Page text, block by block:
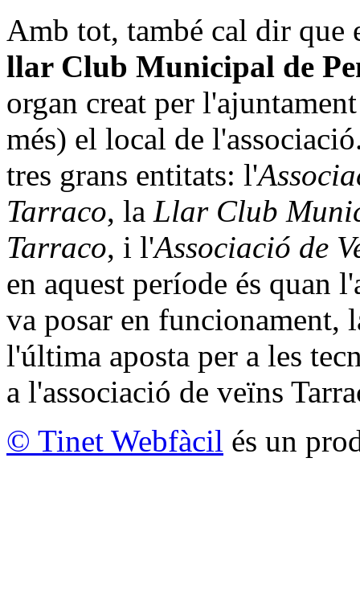
Amb tot, també cal dir
llar Club Municipal de
organ creat per
més) el local de
tres grans entitats: l'
Tarraco, la Llar Club
Tarraco, i l'Associació de
en aquest període és quan
va posar en funcionament,
l'última aposta per a les
a l'associació de veïns
© Tinet Webfàcil és un